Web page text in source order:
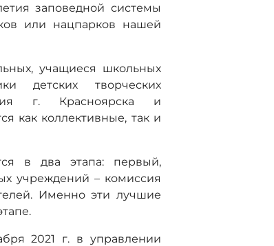
заповедной системы
или нацпарков нашей
учащиеся школьных
детских творческих
г. Красноярска и
как коллективные, так и
в два этапа: первый,
учреждений – комиссия
Именно эти лучшие
2021 г. в управлении